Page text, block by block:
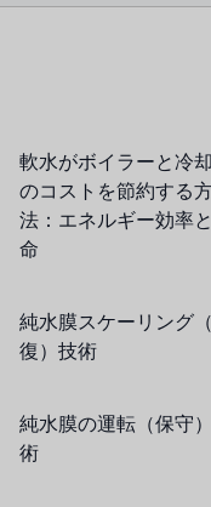
軟水がボイラーと冷
のコストを節約する
法：エネルギー効率
命
純水膜スケーリング
復）技術
純水膜の運転（保守
術